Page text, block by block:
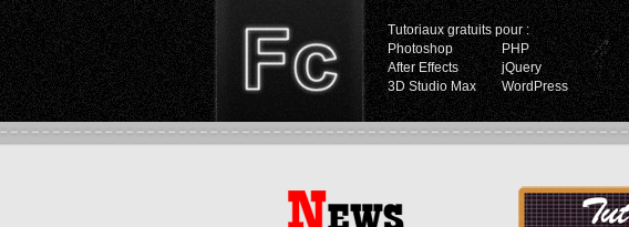
Tutoriaux gratuits pour :
Photoshop
PHP
After Effects
jQuery
3D Studio Max
WordPress